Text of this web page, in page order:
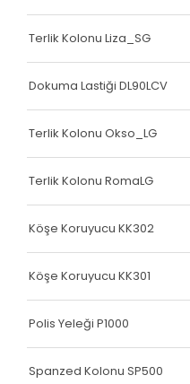
Terlik Kolonu Liza_SG
Dokuma Lastiği DL90LCV
Terlik Kolonu Okso_LG
Terlik Kolonu RomaLG
Köşe Koruyucu KK302
Köşe Koruyucu KK301
Polis Yeleği P1000
Spanzed Kolonu SP500